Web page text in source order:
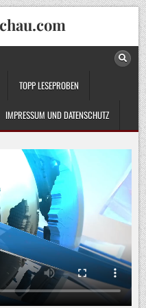
TOPP LESEPROBEN
IMPRESSUM UND DATENSCHUTZ